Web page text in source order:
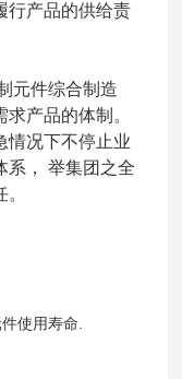
行产品的供给责
元件综合制造
产品的体制。
情况下不停止业
系， 举集团之全
使用寿命.